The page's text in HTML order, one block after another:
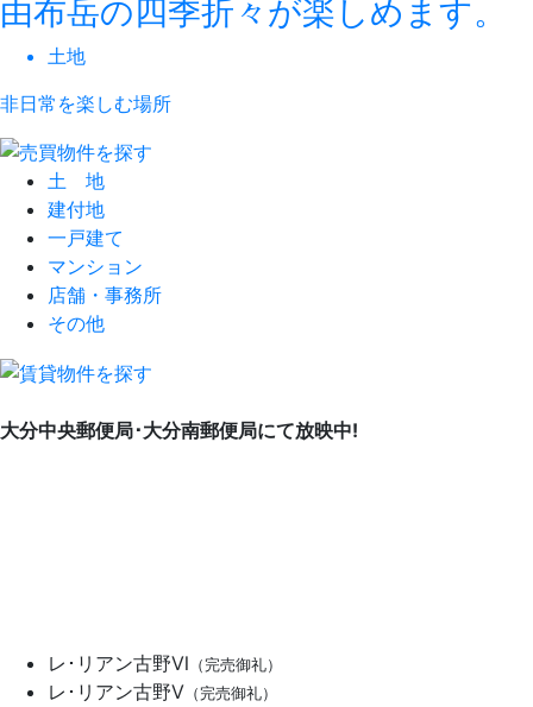
由布岳の四季折々が楽しめます。
土地
非日常を楽しむ場所
土 地
建付地
一戸建て
マンション
店舗・事務所
その他
大分中央郵便局･大分南郵便局にて放映中!
レ･リアン古野Ⅵ （完売御礼）
レ･リアン古野Ⅴ （完売御礼）